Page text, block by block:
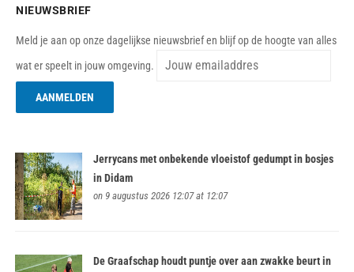
NIEUWSBRIEF
Meld je aan op onze dagelijkse nieuwsbrief en blijf op de hoogte van alles
wat er speelt in jouw omgeving.
Jerrycans met onbekende vloeistof gedumpt in bosjes
in Didam
on 9 augustus 2026 12:07 at 12:07
De Graafschap houdt puntje over aan zwakke beurt in